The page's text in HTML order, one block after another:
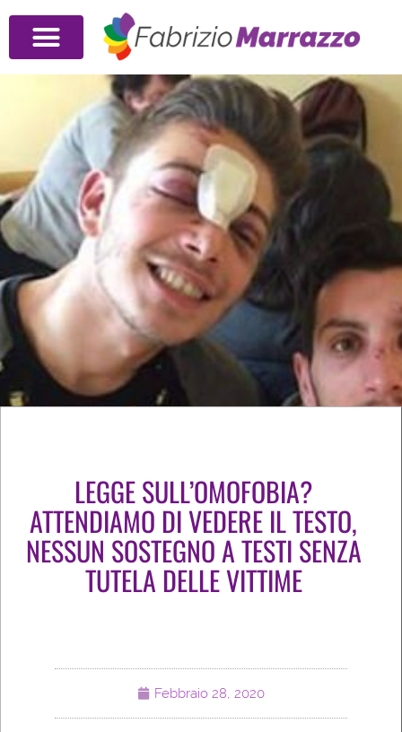
LEGGE SULL’OMOFOBIA?
ATTENDIAMO DI VEDERE IL TESTO,
NESSUN SOSTEGNO A TESTI SENZA
TUTELA DELLE VITTIME
Febbraio 28, 2020